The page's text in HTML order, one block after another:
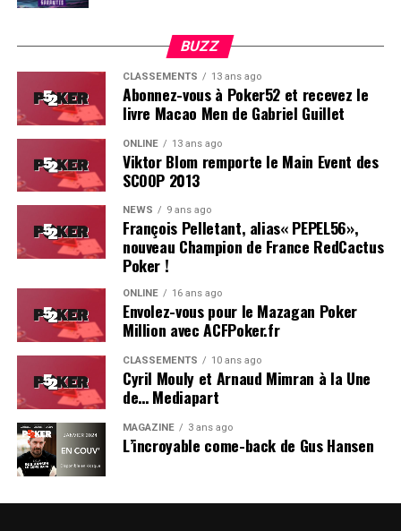
Soleau à gauche, sorti par Logghe au centre
BUZZ
CLASSEMENTS 13 ans ago
Abonnez-vous à Poker52 et recevez le
livre Macao Men de Gabriel Guillet
ONLINE 13 ans ago
Viktor Blom remporte le Main Event des
SCOOP 2013
NEWS 9 ans ago
François Pelletant, alias« PEPEL56»,
nouveau Champion de France RedCactus
Poker !
ONLINE 16 ans ago
Envolez-vous pour le Mazagan Poker
Million avec ACFPoker.fr
CLASSEMENTS 10 ans ago
Cyril Mouly et Arnaud Mimran à la Une
de… Mediapart
MAGAZINE 3 ans ago
L’incroyable come-back de Gus Hansen